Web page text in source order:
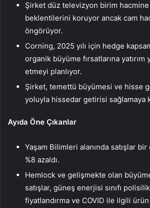
Şirket düz televizyon birim
beklentilerini koruyor ancak cam
öngörüyor.
Corning, 2025 yılı için hedge
organik büyüme fırsatlarına yatırım
etmeyi planlıyor.
Şirket, temettü büyümesi ve hisse
yoluyla hissedar getirisi sağlamaya
Ayıda Öne Çıkanlar
Yaşam Bilimleri alanında satışlar
%8 azaldı.
Hemlock ve gelişmekte olan
satışlar, güneş enerjisi sınıfı
fiyatlandırma ve COVID ile ilgili